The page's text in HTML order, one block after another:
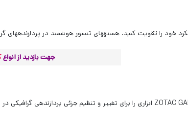
خود را تقویت کنید. هسته‏های تنسور هوشمند در پردازنده‏های
جهت بازدید از انواع
ZOTAC ابزاری را برای تغییر و تنظیم جزئی پردازنده‏ی